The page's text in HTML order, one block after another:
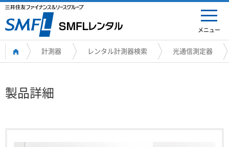
メニュー
計測器 レンタル計測器検索 光通信測定器
製品詳細